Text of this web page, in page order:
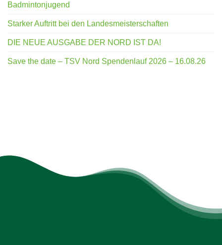
Badmintonjugend
Starker Auftritt bei den Landesmeisterschaften
DIE NEUE AUSGABE DER NORD IST DA!
Save the date – TSV Nord Spendenlauf 2026 – 16.08.26